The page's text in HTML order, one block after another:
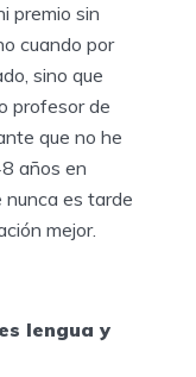
premio sin
cuando por
sino que
profesor de
que no he
años en
nunca es tarde
mejor.
lengua y